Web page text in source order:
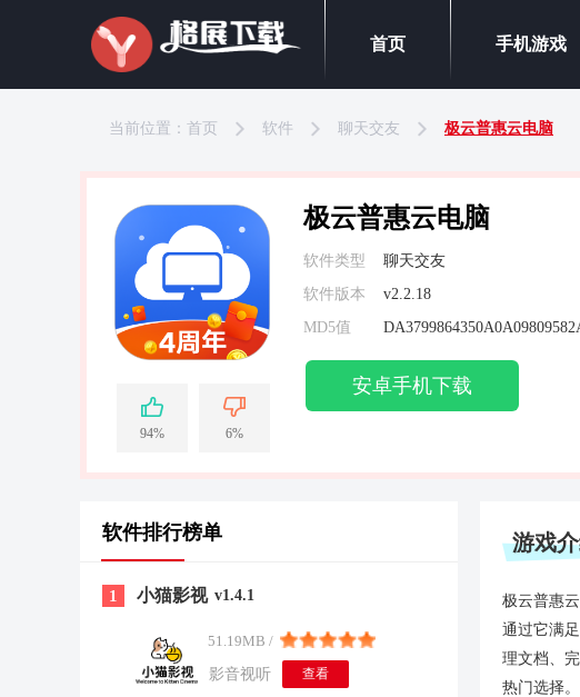
首页 手机游戏
当前位置： 首页 软件 聊天交友 极云普惠云电脑
94% 6%
极云普惠云电脑
软件类型 聊天交友
软件版本
v2.2.18
MD5值
安卓手机下载
软件排行榜单
1 小猫影视 v1.4.1
51.19MB /
影音视听
查看
游戏
极云普惠
通过它满
理文档、
热门选择。